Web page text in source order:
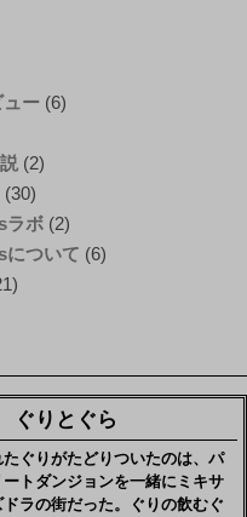
ー (6)
(2)
(30)
ラボ (2)
ついて (6)
ぐりとぐら
ぐりがたどりついたのは、パ
トダンジョンを一緒にミキサ
ラの街だった。ぐりの飲むぐ